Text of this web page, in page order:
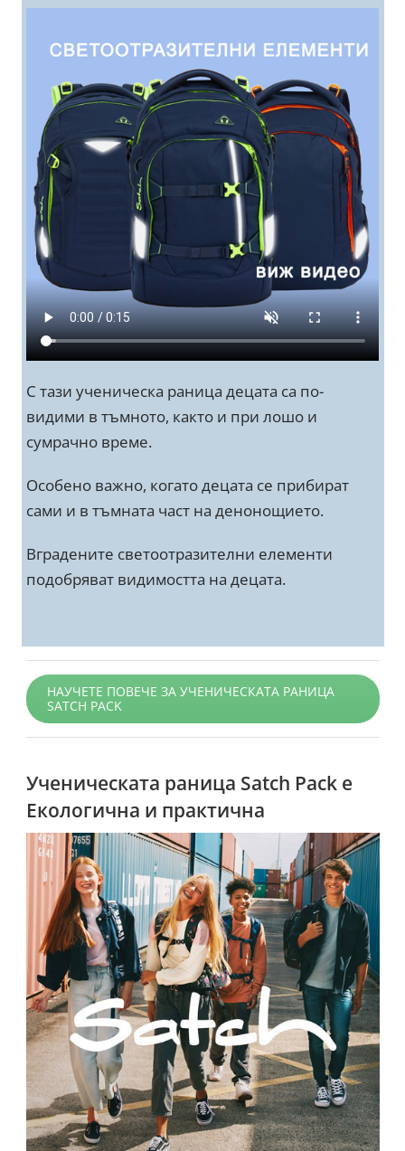
С тази ученическа раница децата са по-
видими в тъмното, както и при лошо и
сумрачно време.
Особено важно, когато децата се прибират
сами и в тъмната част на денонощието.
Вградените светоотразителни елементи
подобряват видимостта на децата.
НАУЧЕТЕ ПОВЕЧЕ ЗА УЧЕНИЧЕСКАТА РАНИЦА
SATCH PACK
Ученическата раница Satch Pack е
Екологична и практична